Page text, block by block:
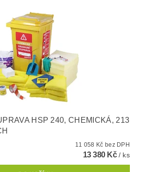
HSP 240, CHEMICKÁ, 213
11 058 Kč bez DPH
13 380 Kč/ ks